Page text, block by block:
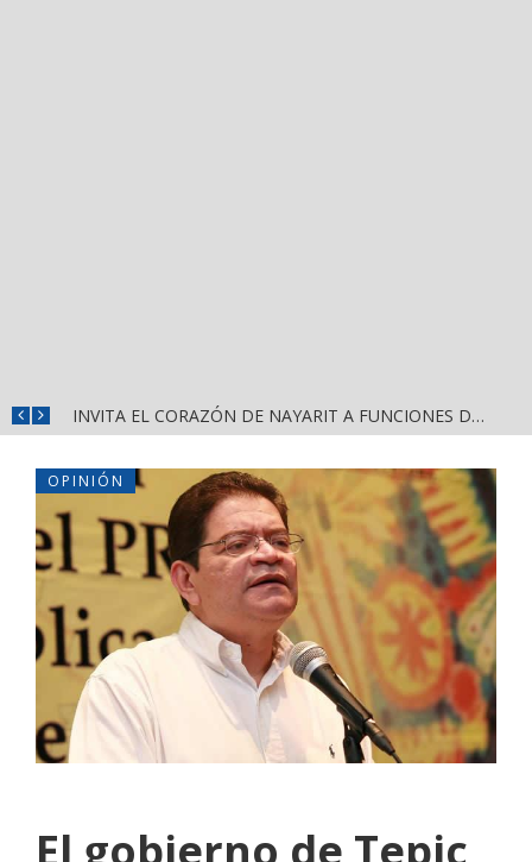
INVITA EL CORAZÓN DE NAYARIT A FUNCIONES DE CINE GRATUITAS EN LA CONCHA ACÚSTICA
OPINIÓN
El gobierno de Tepic